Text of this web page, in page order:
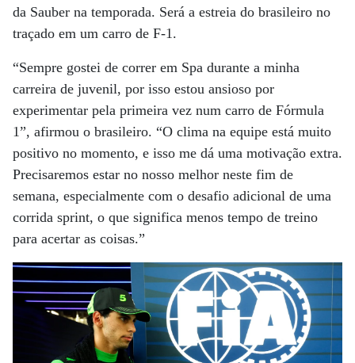
da Sauber na temporada. Será a estreia do brasileiro no
traçado em um carro de F-1.
“Sempre gostei de correr em Spa durante a minha
carreira de juvenil, por isso estou ansioso por
experimentar pela primeira vez num carro de Fórmula
1”, afirmou o brasileiro. “O clima na equipe está muito
positivo no momento, e isso me dá uma motivação extra.
Precisaremos estar no nosso melhor neste fim de
semana, especialmente com o desafio adicional de uma
corrida sprint, o que significa menos tempo de treino
para acertar as coisas.”